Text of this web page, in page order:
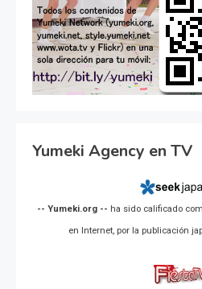
Yumeki Agency en TV
-- Yumeki.org -- ha sido calificado
en Internet, por la publicación